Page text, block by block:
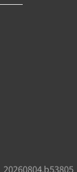
20260804.b53805